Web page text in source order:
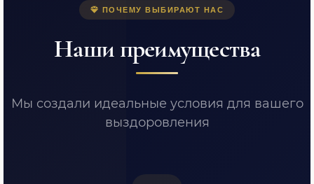
ПОЧЕМУ ВЫБИРАЮТ НАС
Наши преимущества
Мы создали идеальные условия для вашего
выздоровления